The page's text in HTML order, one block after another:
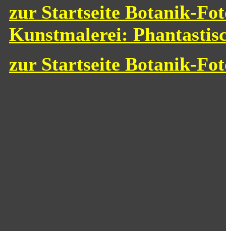
zur Startseite Botanik-
Kunstmalerei:
zur Startseite Botanik-